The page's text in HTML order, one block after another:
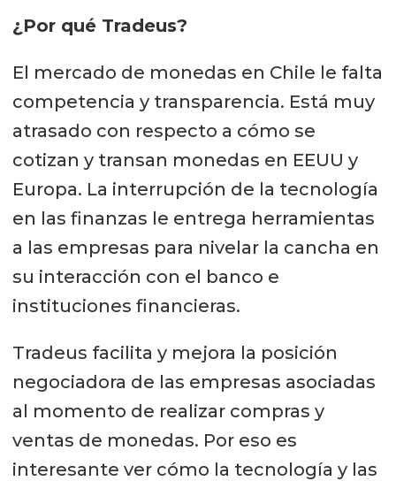
¿Por qué Tradeus?
El mercado de monedas en Chile le falta
competencia y transparencia. Está muy
atrasado con respecto a cómo se
cotizan y transan monedas en EEUU y
Europa. La interrupción de la tecnología
en las finanzas le entrega herramientas
a las empresas para nivelar la cancha en
su interacción con el banco e
instituciones financieras.
Tradeus facilita y mejora la posición
negociadora de las empresas asociadas
al momento de realizar compras y
ventas de monedas. Por eso es
interesante ver cómo la tecnología y las